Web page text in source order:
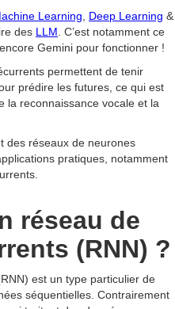
Learning Deep Learning &
des LLM . C’est notamment ce
Gemini pour fonctionner !
permettent de tenir
prédire les futures, ce qui est
la reconnaissance vocale et la
des réseaux de neurones
pratiques, notamment
réseau de
(RNN) ?
est un type particulier de
séquentielles. Contrairement